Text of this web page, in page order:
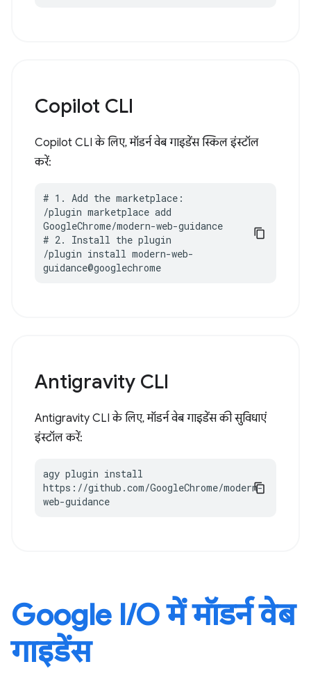
Copilot CLI
Copilot CLI के लिए, मॉडर्न वेब गाइडेंस स्किल इंस्टॉल
करें:
# 1. Add the marketplace:
/plugin marketplace add
GoogleChrome/modern-web-guidance
# 2. Install the plugin
/plugin install modern-web-
guidance@googlechrome
Antigravity CLI
Antigravity CLI के लिए, मॉडर्न वेब गाइडेंस की सुविधाएं
इंस्टॉल करें:
agy plugin install
https://github.com/GoogleChrome/modern-
web-guidance
Google I / O में मॉडर्न वेब
गाइडेंस